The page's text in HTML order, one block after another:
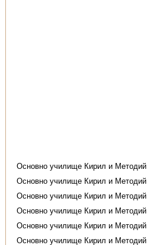
Основно училище Кирил и Методий
Основно училище Кирил и Методий
Основно училище Кирил и Методий
Основно училище Кирил и Методий
Основно училище Кирил и Методий
Основно училище Кирил и Методий